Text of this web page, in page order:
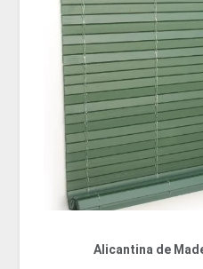
Alicantina de